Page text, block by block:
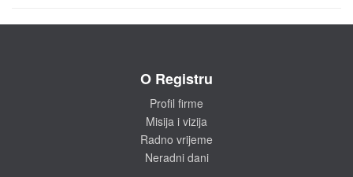
O Registru
Profil firme
Misija i vizija
Radno vrijeme
Neradni dani